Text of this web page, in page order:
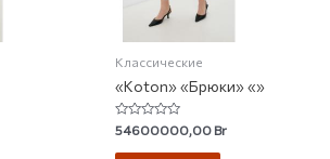
Классические
«Koton» «Брюки» «»
Rated
0
out
54600000,00Br